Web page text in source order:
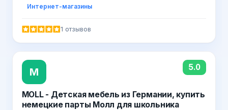
Интернет-магазины
1 отзывов
M 5.0
MOLL - Детская мебель из Германии, купить
немецкие парты Молл для школьника